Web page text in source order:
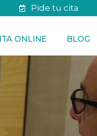
Pide tu cita
ONLINE BLOG